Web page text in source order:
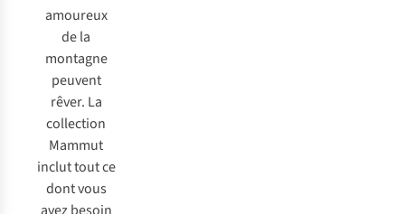
amoureux
de la
montagne
peuvent
rêver. La
collection
Mammut
inclut tout ce
dont vous